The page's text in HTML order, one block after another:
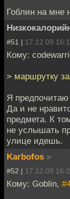
Гоблин на мне
#51 | 17.12.09
Кому:
> маршрутку
Я
Да и не
предмета. К
не услышать
улице идешь.
Karbofos »
#52 | 17.12.09
Кому: Goblin,